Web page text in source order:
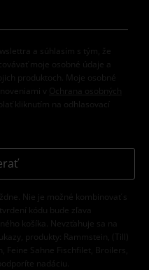
a súhlasím s tým, že
moje osobné údaje a
produktoch. Moje osobné
v
Ochrana osobných
kliknutím na odhlasovací
Nie je možné kombinovať s
kódu bude zľava
košíka. Nevzťahuje sa na
produkty: Rammstein, (Till)
Feine Sahne Fischfilet, Broilers,
nadáciu.